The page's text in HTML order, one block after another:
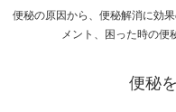
便秘の原因から、便秘解消に効
メント、困った時の便
便秘